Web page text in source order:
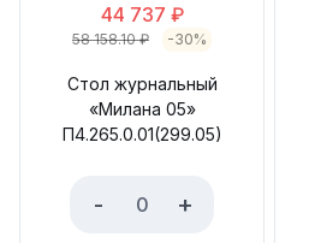
44 737 ₽
58 158.10₽ -30%
Стол журнальный
«Милана 05»
П4.265.0.01(299.05)
- +